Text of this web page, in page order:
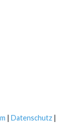
| Datenschutz |